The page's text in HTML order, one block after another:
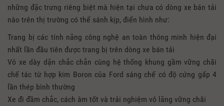
những đặc trưng riêng biệt mà hiện tại chưa có dòng xe bán tải
nào trên thị trường có thể sánh kịp, điển hình như:
Trang bị các tính năng công nghệ an toàn thông minh hiện đại
nhất lần đầu tiên được trang bị trên dòng xe bán tải
Vỏ xe dày dặn chắc chắn cùng hệ thống khung gầm vững chãi
chế tác từ hợp kim Boron của Ford sáng chế có độ cứng gấp 4
lần thép bình thường
Xe đi đầm chắc, cách âm tốt và trải nghiệm vô lăng vững chãi